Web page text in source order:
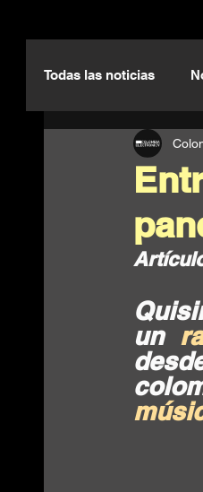
Todas las noticias
Live Performance
un